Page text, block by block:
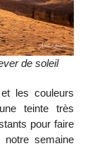
de soleil
les couleurs
teinte très
pour faire
semaine